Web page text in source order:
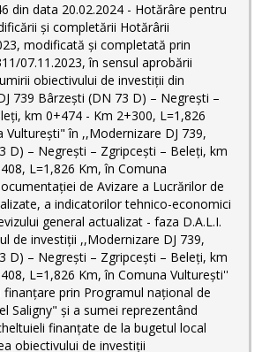
din data 20.02.2024 - Hotărâre pentru
şi completării Hotărârii
modificată și completată prin
07.11.2023, în sensul aprobării
obiectivului de investiții din
739 Bârzeşti (DN 73 D) – Negrești –
km 0+474 - Km 2+300, L=1,826
Vulturești" în ,,Modernizare DJ 739,
D) – Negrești – Zgripcești – Beleți, km
L=1,826 Km, în Comuna
de Avizare a Lucrărilor de
a indicatorilor tehnico-economici
general actualizat - faza D.A.L.I.
de investiţii ,,Modernizare DJ 739,
D) – Negrești – Zgripcești – Beleți, km
L=1,826 Km, în Comuna Vulturești''
prin Programul național de
Saligny" și a sumei reprezentând
finanțate de la bugetul local
obiectivului de investiții